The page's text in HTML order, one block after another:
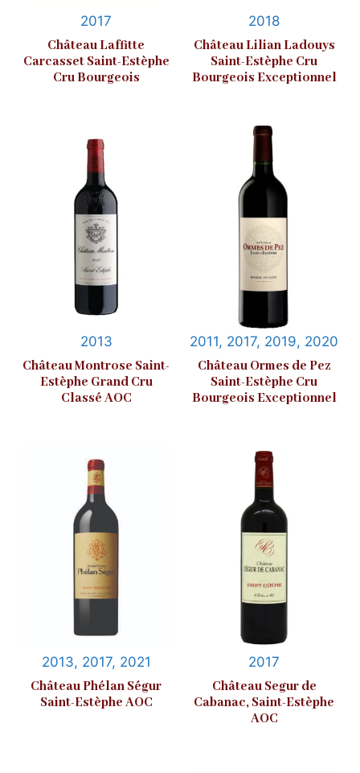
2017
Château Laffitte
Carcasset Saint-Estèphe
Cru Bourgeois
2018
Château Lilian Ladouys
Saint-Estèphe Cru
Bourgeois Exceptionnel
2013
Château Montrose Saint-
Estèphe Grand Cru
Classé AOC
2011, 2017, 2019, 2020
Château Ormes de Pez
Saint-Estèphe Cru
Bourgeois Exceptionnel
2013, 2017, 2021
Château Phélan Ségur
Saint-Estèphe AOC
2017
Château Segur de
Cabanac, Saint-Estèphe
AOC